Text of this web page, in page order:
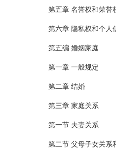
第五章 名誉权和荣誉
第六章 隐私权和个人
第五编 婚姻家庭
第一章 一般规定
第二章 结婚
第三章 家庭关系
第一节 夫妻关系
第二节 父母子女关系